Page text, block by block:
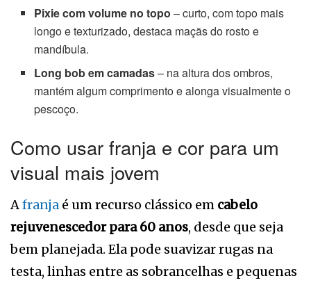
Pixie com volume no topo – curto, com topo mais
longo e texturizado, destaca maçãs do rosto e
mandíbula.
Long bob em camadas– na altura dos ombros,
mantém algum comprimento e alonga visualmente o
pescoço.
Como usar franja e cor para um
visual mais jovem
Afranja é um recurso clássico em cabelo
rejuvenescedor para 60 anos, desde que seja
bem planejada. Ela pode suavizar rugas na
testa, linhas entre as sobrancelhas e pequenas